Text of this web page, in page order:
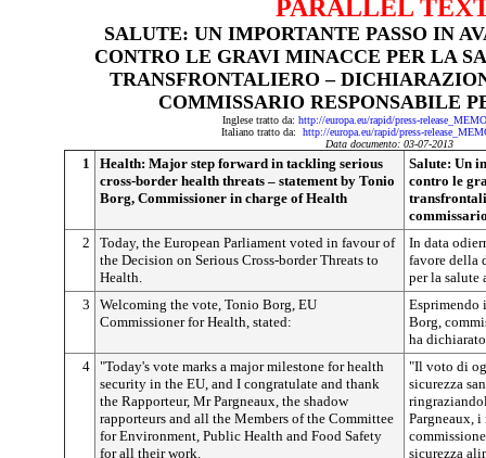
PARALLEL
SALUTE: UN IMPORTANTE PASSO IN
CONTRO LE GRAVI MINACCE PER LA
TRANSFRONTALIERO –
COMMISSARIO RESPONSABILE
Inglese tratto da: http://europa.eu/rapid/press-
Italiano tratto da: http://europa.eu/rapid/press-
Data documento: 03-07-2013
1
Health: Major step forward in tackling serious
cross-border health threats – statement by Tonio
Borg, Commissioner in charge of Health
Salute: Un
contro le
2
Today, the European Parliament voted in favour of
the Decision on Serious Cross-border Threats to
Health.
In data
favore della
per la salute
3
Welcoming the vote, Tonio Borg, EU
Commissioner for Health, stated:
Esprimendo
Borg,
ha
4 "Today's vote marks a major milestone for health
security in the EU, and I congratulate and thank
the Rapporteur, Mr Pargneaux, the shadow
rapporteurs and all the Members of the Committee
for Environment, Public Health and Food Safety
for all their work.
"Il voto di
sicurezza
Pargneaux,
sicurezza